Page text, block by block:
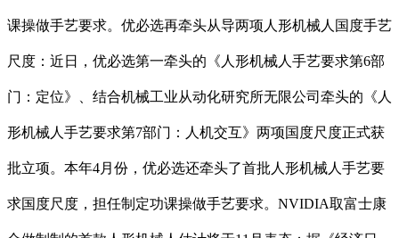
课操做手艺要求。优必选再牵头从导两项人形机械人国度手艺
尺度：近日，优必选第一牵头的《人形机械人手艺要求第6部
门：定位》、结合机械工业从动化研究所无限公司牵头的《人
形机械人手艺要求第7部门：人机交互》两项国度尺度正式获
批立项。本年4月份，优必选还牵头了首批人形机械人手艺要
求国度尺度，担任制定功课操做手艺要求。NVIDIA取富士康